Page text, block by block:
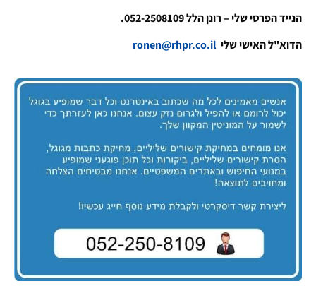
הנייד הפרטי שלי – רונן הלל 052-2508109.
הדוא"ל האישי שלי